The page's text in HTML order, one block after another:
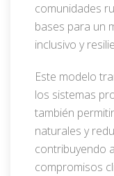
comunidades
bases para un
inclusivo y
Este modelo
los sistemas
también
naturales y
contribuyendo
compromisos